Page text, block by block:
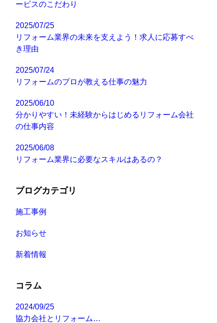
ービスのこだわり
2025/07/25
リフォーム業界の未来を支えよう！求人に応募すべ
き理由
2025/07/24
リフォームのプロが教える仕事の魅力
2025/06/10
分かりやすい！未経験からはじめるリフォーム会社
の仕事内容
2025/06/08
リフォーム業界に必要なスキルはあるの？
ブログカテゴリ
施工事例
お知らせ
新着情報
コラム
2024/09/25
協力会社とリフォーム…